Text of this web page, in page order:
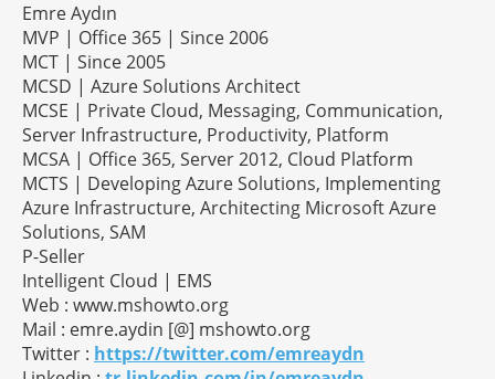
Emre Aydın
MVP | Office 365 | Since 2006
MCT | Since 2005
MCSD | Azure Solutions Architect
MCSE | Private Cloud, Messaging, Communication,
Server Infrastructure, Productivity, Platform
MCSA | Office 365, Server 2012, Cloud Platform
MCTS | Developing Azure Solutions, Implementing
Azure Infrastructure, Architecting Microsoft Azure
Solutions, SAM
P-Seller
Intelligent Cloud | EMS
Web : www.mshowto.org
Mail : emre.aydin [@] mshowto.org
Twitter : https://twitter.com/emreaydn